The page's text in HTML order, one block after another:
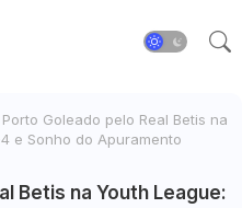
Porto Goleado pelo Real Betis na
e Sonho do Apuramento
Betis na Youth League: